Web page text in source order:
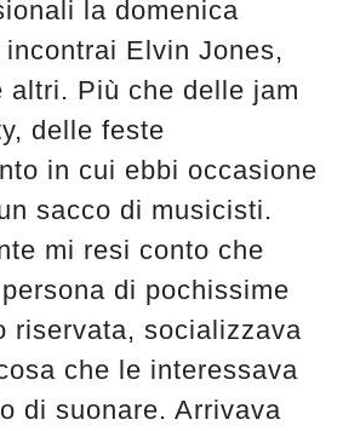
la domenica
Elvin Jones,
altri. Più che delle jam
delle feste
in cui ebbi occasione
sacco di musicisti.
mi resi conto che
di pochissime
riservata, socializzava
che le interessava
di suonare. Arrivava